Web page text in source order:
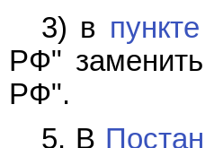
3) в
РФ"
РФ".
5. В